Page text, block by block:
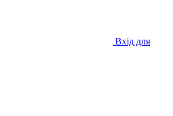
Вхід для